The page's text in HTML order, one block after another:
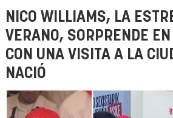
NICO WILLIAMS, LA
VERANO, SORPRENDE
CON UNA VISITA A LA
NACIÓ